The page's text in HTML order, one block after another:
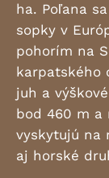
ha. Poľana
sopky v
pohorím na
karpatského
juh a
bod 460 m a
vyskytujú na
aj horské